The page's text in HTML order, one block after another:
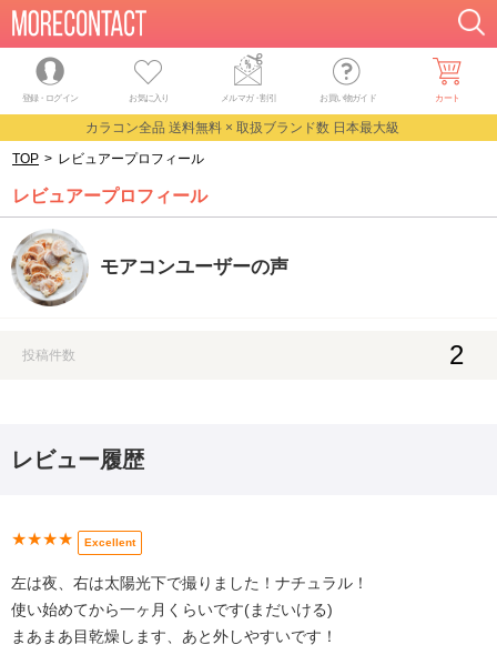
登録・ログイン お気に入り メルマガ・割引 お買い物ガイド カート
カラコン全品 送料無料 × 取扱ブランド数 日本最大級
TOP > レビュアープロフィール
レビュアープロフィール
モアコンユーザーの声
投稿件数 2
レビュー履歴
★★★★ Excellent
左は夜、右は太陽光下で撮りました！ナチュラル！
使い始めてから一ヶ月くらいです(まだいける)
まあまあ目乾燥します、あと外しやすいです！